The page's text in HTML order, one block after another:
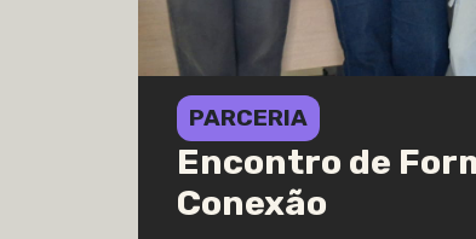
PARCERIA
Encontro de
Conexão